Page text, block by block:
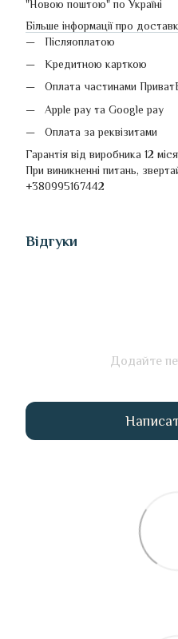
"Новою поштою" по Україні
Більше інформації про
Післяоплатою
Кредитною карткою
Оплата частинами
Apple pay та Google pay
Оплата за реквізитами
Гарантія від виробника 12
При виникненні питань,
+380995167442
Відгуки
Додайте